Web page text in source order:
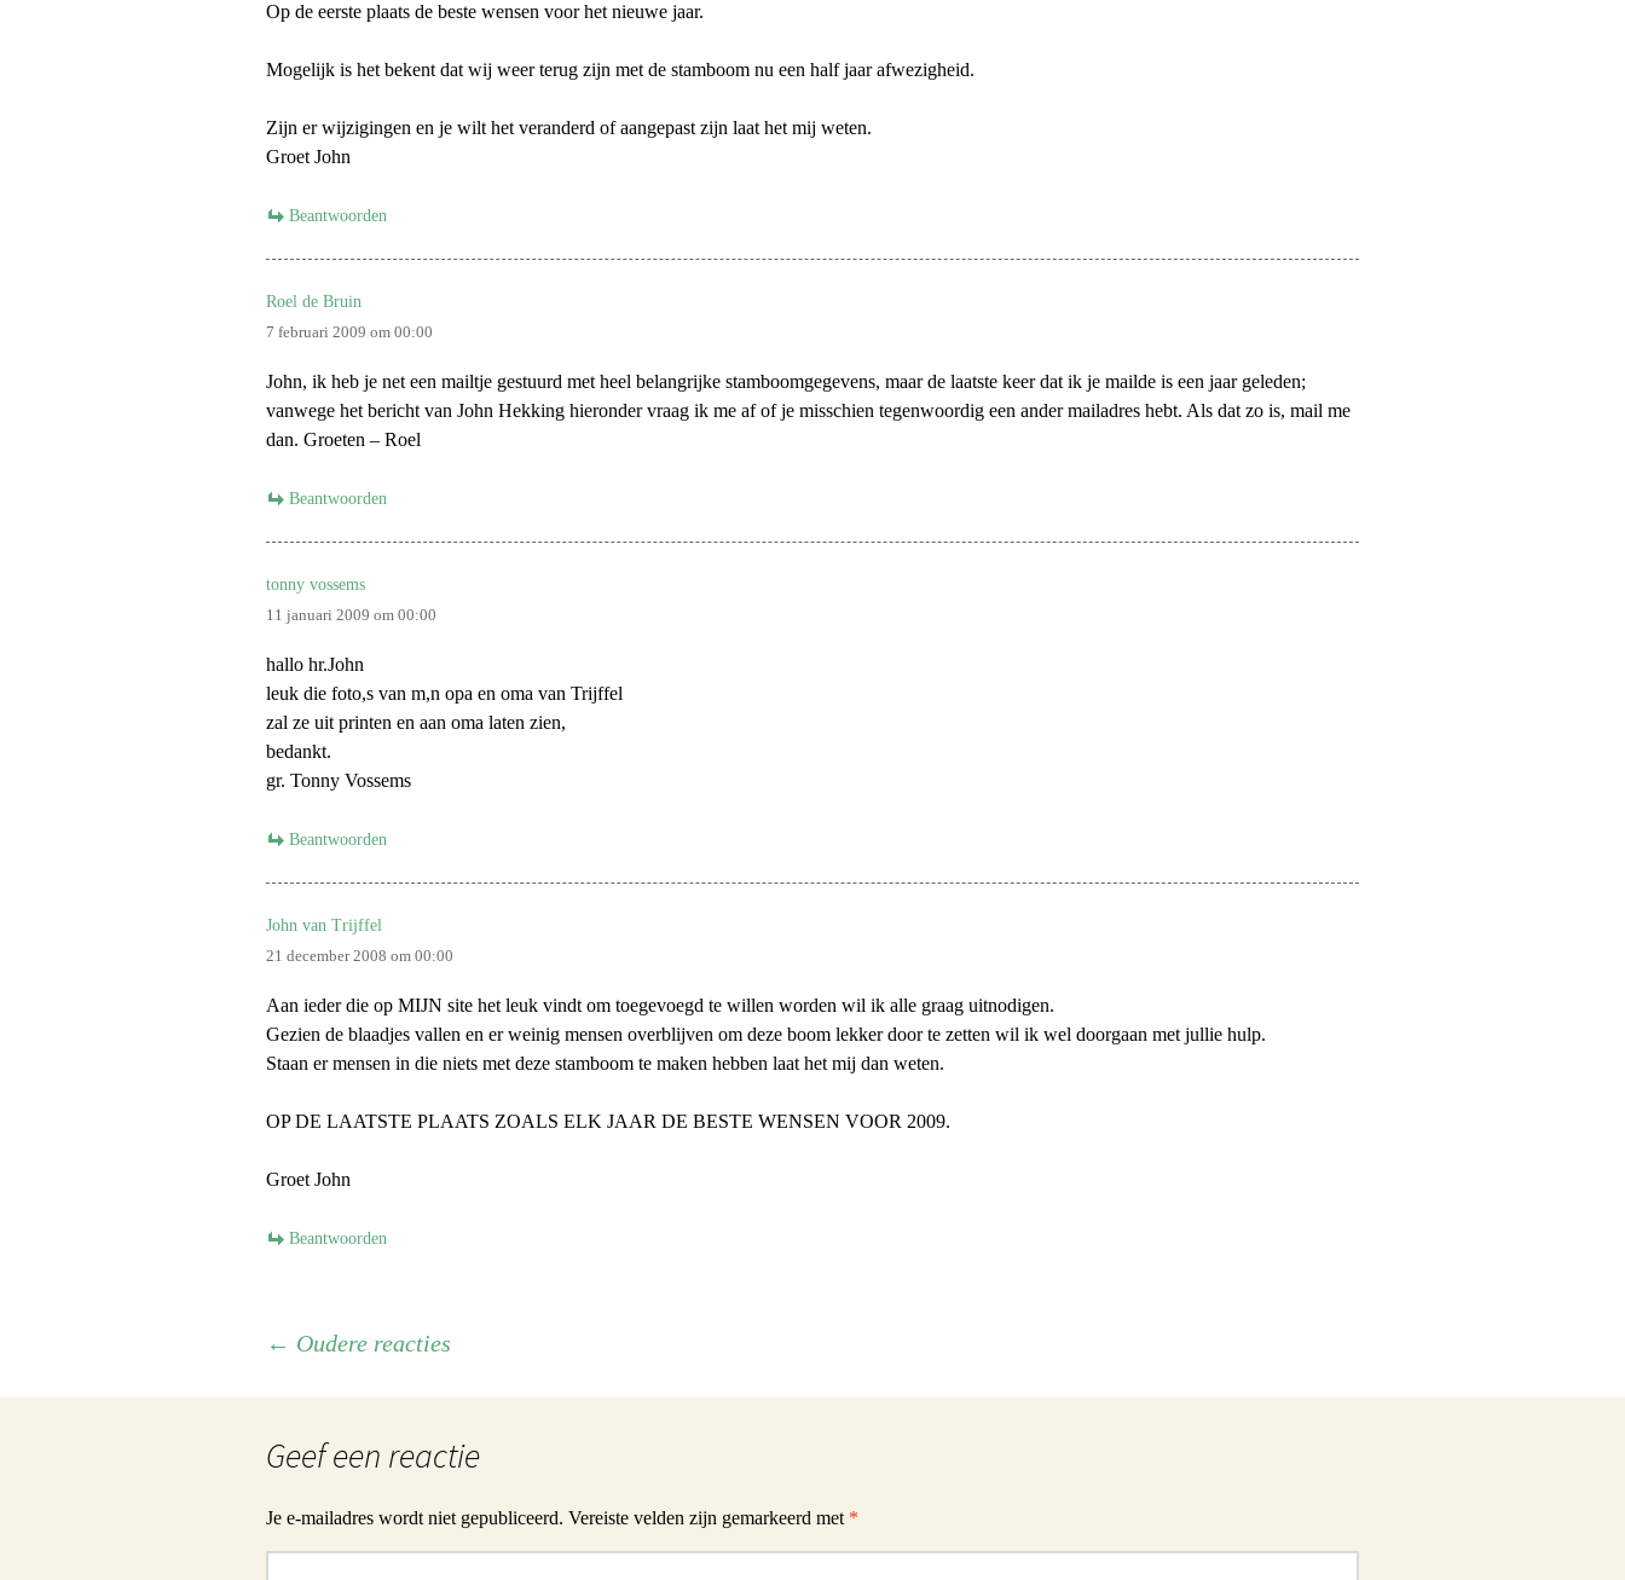
Op de eerste plaats de beste wensen voor het nieuwe jaar.
Mogelijk is het bekent dat wij weer terug zijn met de stamboom nu een half jaar afwezigheid.
Zijn er wijzigingen en je wilt het veranderd of aangepast zijn laat het mij weten.
Groet John
Beantwoorden
Roel de Bruin
7 februari 2009 om 00:00
John, ik heb je net een mailtje gestuurd met heel belangrijke stamboomgegevens, maar de laatste keer dat ik je mailde is een jaar geleden;
vanwege het bericht van John Hekking hieronder vraag ik me af of je misschien tegenwoordig een ander mailadres hebt. Als dat zo is, mail me
dan. Groeten – Roel
Beantwoorden
tonny vossems
11 januari 2009 om 00:00
hallo hr.John
leuk die foto,s van m,n opa en oma van Trijffel
zal ze uit printen en aan oma laten zien,
bedankt.
gr. Tonny Vossems
Beantwoorden
John van Trijffel
21 december 2008 om 00:00
Aan ieder die op MIJN site het leuk vindt om toegevoegd te willen worden wil ik alle graag uitnodigen.
Gezien de blaadjes vallen en er weinig mensen overblijven om deze boom lekker door te zetten wil ik wel doorgaan met jullie hulp.
Staan er mensen in die niets met deze stamboom te maken hebben laat het mij dan weten.
OP DE LAATSTE PLAATS ZOALS ELK JAAR DE BESTE WENSEN VOOR 2009.
Groet John
Beantwoorden
Navigatie
door
reacties
← Oudere reacties
Geef een reactie
Je e-mailadres wordt niet gepubliceerd. Vereiste velden zijn gemarkeerd met *